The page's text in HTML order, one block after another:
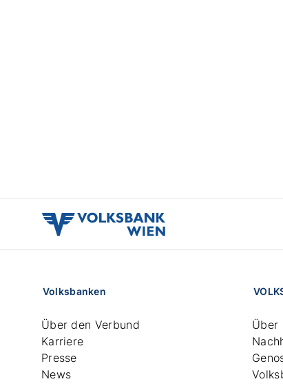
volksbank
wien
Volksbanken
Über den Verbund
Karriere
Presse
News
Über